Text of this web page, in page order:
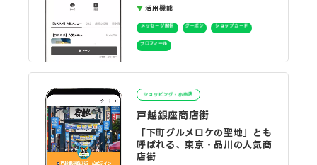
活用機能
メッセージ配信 クーポン ショップカード
プロフィール
ショッピング・小売店
戸越銀座商店街
「下町グルメロケの聖地」とも
呼ばれる、東京・品川の人気商
店街